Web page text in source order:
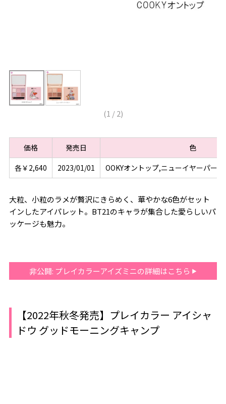
(1 /2)
価格 発売日
色
各￥2,640
2023/01/01 OOKYオントップ,ニューイヤーパー
大粒、小粒のラメが贅沢にきらめく、華やかな6色がセット
インしたアイパレット。BT21のキャラが集合した愛らしいパ
ッケージも魅力。
非公開: プレイカラーアイズミニの詳細はこちら
【2022年秋冬発売】プレイカラー アイシャ
ドウ グッドモーニングキャンプ